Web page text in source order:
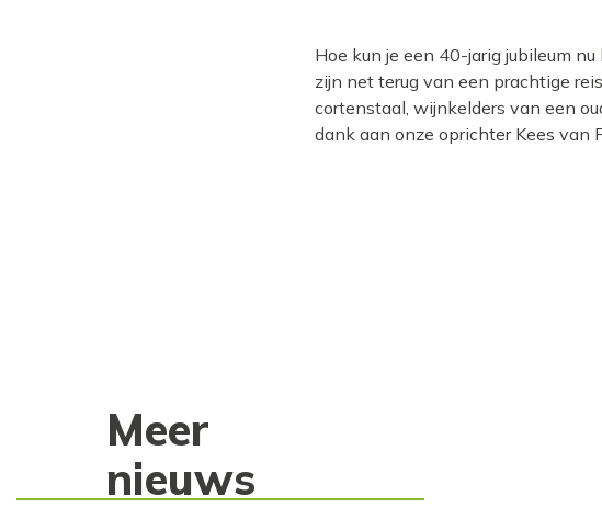
Hoe kun je een 40-jarig jubileum
zijn net terug van een prachtige
cortenstaal, wijnkelders van een
dank aan onze oprichter Kees van
Meer
nieuws